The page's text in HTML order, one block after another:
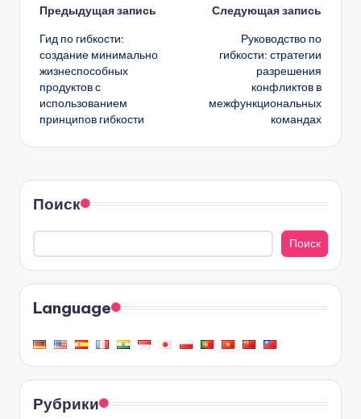
Навигация
записи
Предыдущая запись
Гид по гибкости:
создание минимально
жизнеспособных
продуктов с
использованием
принципов гибкости
Следующая запись
Руководство по
гибкости: стратегии
разрешения
конфликтов в
межфункциональных
командах
Поиск
Поиск
Language
Рубрики